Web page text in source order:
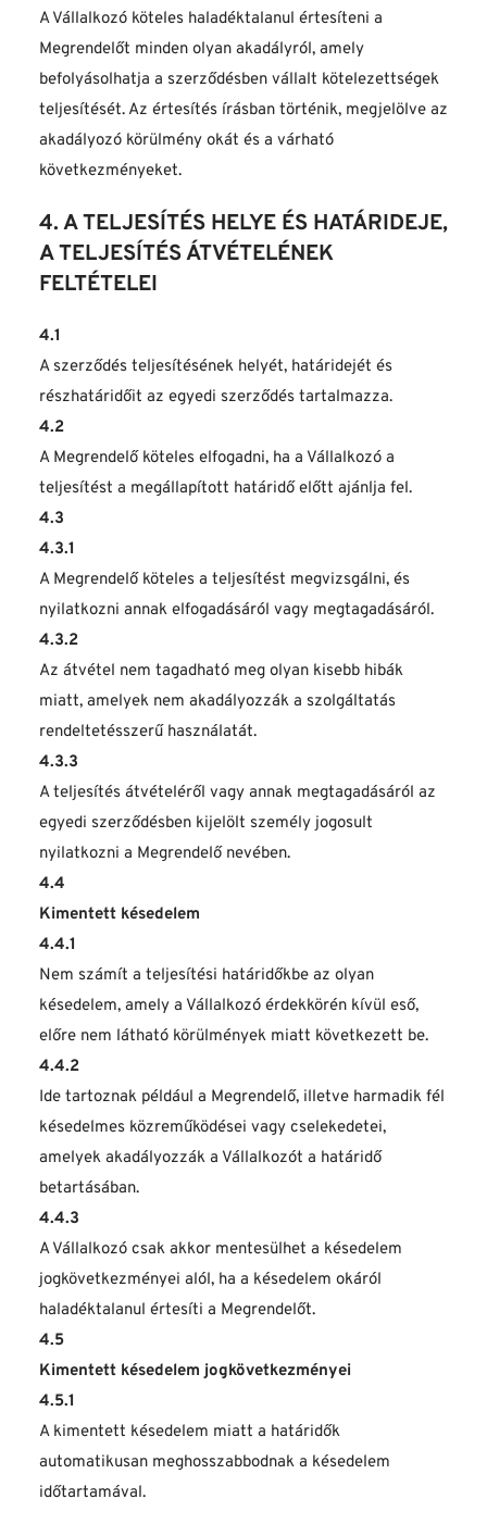
A Vállalkozó köteles haladéktalanul értesíteni a
Megrendelőt minden olyan akadályról, amely
befolyásolhatja a szerződésben vállalt kötelezettségek
teljesítését. Az értesítés írásban történik, megjelölve az
akadályozó körülmény okát és a várható
következményeket.
4. A TELJESÍTÉS HELYE ÉS HATÁRIDEJE,
A TELJESÍTÉS ÁTVÉTELÉNEK
FELTÉTELEI
4.1
A szerződés teljesítésének helyét, határidejét és
részhatáridőit az egyedi szerződés tartalmazza.
4.2
A Megrendelő köteles elfogadni, ha a Vállalkozó a
teljesítést a megállapított határidő előtt ajánlja fel.
4.3
4.3.1
A Megrendelő köteles a teljesítést megvizsgálni, és
nyilatkozni annak elfogadásáról vagy megtagadásáról.
4.3.2
Az átvétel nem tagadható meg olyan kisebb hibák
miatt, amelyek nem akadályozzák a szolgáltatás
rendeltetésszerű használatát.
4.3.3
A teljesítés átvételéről vagy annak megtagadásáról az
egyedi szerződésben kijelölt személy jogosult
nyilatkozni a Megrendelő nevében.
4.4
Kimentett késedelem
4.4.1
Nem számít a teljesítési határidőkbe az olyan
késedelem, amely a Vállalkozó érdekkörén kívül eső,
előre nem látható körülmények miatt következett be.
4.4.2
Ide tartoznak például a Megrendelő, illetve harmadik fél
késedelmes közreműködései vagy cselekedetei,
amelyek akadályozzák a Vállalkozót a határidő
betartásában.
4.4.3
A Vállalkozó csak akkor mentesülhet a késedelem
jogkövetkezményei alól, ha a késedelem okáról
haladéktalanul értesíti a Megrendelőt.
4.5
Kimentett késedelem jogkövetkezményei
4.5.1
A kimentett késedelem miatt a határidők
automatikusan meghosszabbodnak a késedelem
időtartamával.